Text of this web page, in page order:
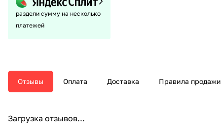
раздели сумму на несколько
платежей
Отзывы Оплата Доставка Правила продажи
Загрузка отзывов...